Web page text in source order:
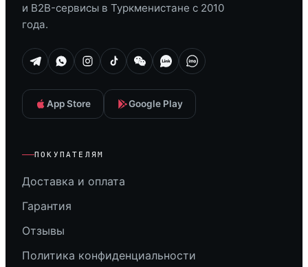
и B2B-сервисы в Туркменистане с 2010
года.
App Store Google Play
ПОКУПАТЕЛЯМ
Доставка и оплата
Гарантия
Отзывы
Политика конфиденциальности